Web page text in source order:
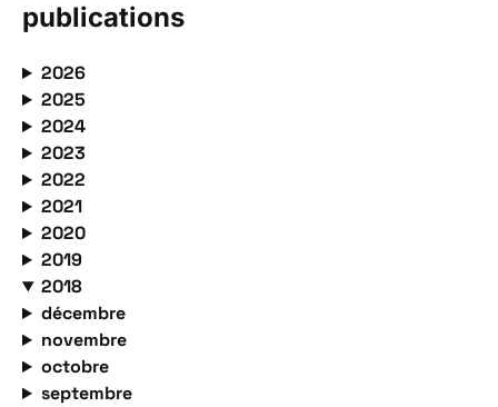
publications
2026
2025
2024
2023
2022
2021
2020
2019
2018
décembre
novembre
octobre
septembre